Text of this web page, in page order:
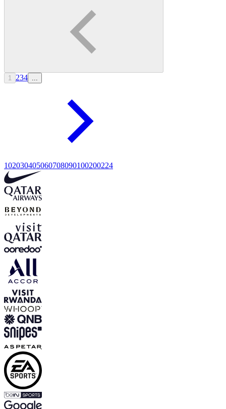
1 234
102030405060708090100200224